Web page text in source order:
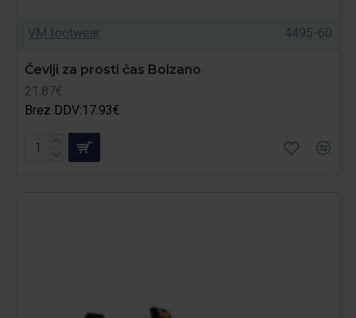
VM footwear 4495-60
Čevlji za prosti čas Bolzano
21.87€
Brez DDV:17.93€